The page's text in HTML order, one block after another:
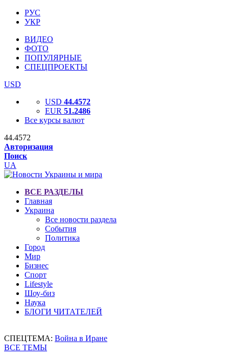
РУС
УКР
ВИДЕО
ФОТО
ПОПУЛЯРНЫЕ
СПЕЦПРОЕКТЫ
USD
USD 44.4572
EUR 51.2486
Все курсы валют
44.4572
Авторизация
Поиск
UA
ВСЕ РАЗДЕЛЫ
Главная
Украина
Все новости раздела
События
Политика
Город
Мир
Бизнес
Спорт
Lifestyle
Шоу-биз
Наука
БЛОГИ ЧИТАТЕЛЕЙ
СПЕЦТЕМА: Война в Иране
ВСЕ ТЕМЫ